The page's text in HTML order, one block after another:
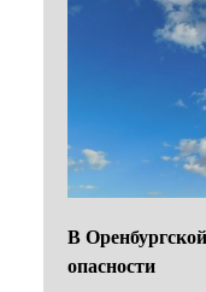
В
опасности